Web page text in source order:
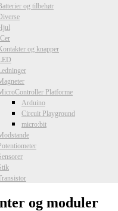
Batterier og tilbehør
Diverse
Hjul
ICer
Kontakter og knapper
LED
Ledninger
Platforme
Arduino
Circuit Playground
micro:bit
Potentiometer
og moduler